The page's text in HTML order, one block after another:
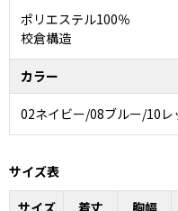
ポリエステル100％
校倉構造
カラー
02ネイビー/08ブルー/10
サイズ表